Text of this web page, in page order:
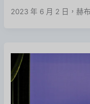
2023 年 6 月 2 日，赫